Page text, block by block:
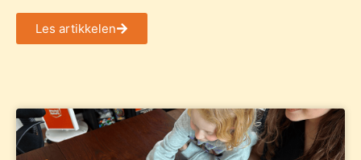
Les artikkelen